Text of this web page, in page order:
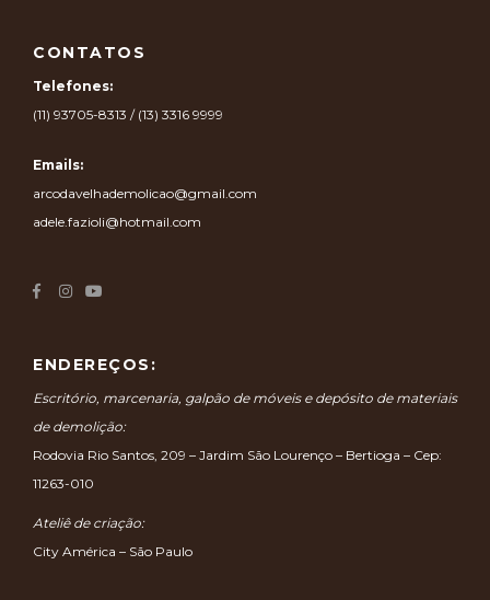
CONTATOS
Telefones:
(11) 93705-8313 / (13) 3316 9999
Emails:
arcodavelhademolicao@gmail.com
adele.fazioli@hotmail.com
ENDEREÇOS:
Escritório, marcenaria, galpão de móveis e depósito de materiais
de demolição:
Rodovia Rio Santos, 209 – Jardim São Lourenço – Bertioga – Cep:
11263-010
Ateliê de criação:
City América – São Paulo